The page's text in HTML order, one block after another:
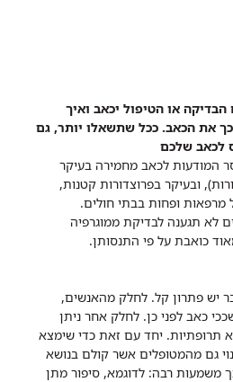
או הטיפול יכאב ואיך
את הכאב. ככל שתשאלו יותר, גם
לכאב שלכם
המודעות לכאב מחמירה בעיקר
ובעיקר בפרוצדורות קטנות,
ופחות בבתי חולים.
לא תגענה לבדיקת ממוגרפיה
כואבת על פי התנסותן.
יש פתרון קל. לחלק מהאנשים,
כאב לפני כן. לחלק אחר ניתן
תרופתיות. יחד עם זאת כדי שימצא
גם מהמטופלים אשר קולם בנושא
משמעות רבה: לדוגמא, סיפור מתן